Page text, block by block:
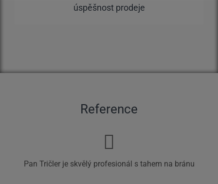
úspěšnost prodeje
Reference
Pan Tričler je skvělý profesionál s tahem na bránu